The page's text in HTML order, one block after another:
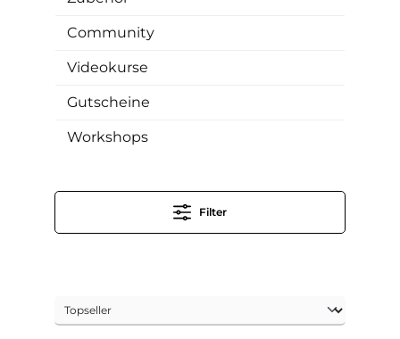
Community
Videokurse
Gutscheine
Workshops
Filter